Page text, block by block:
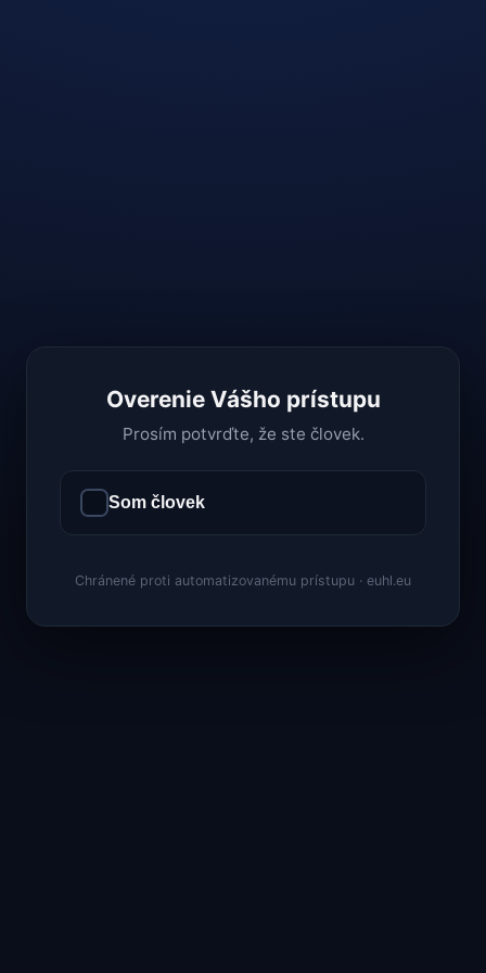
Overenie Vášho prístupu
Prosím potvrďte, že ste človek.
Som človek
Chránené proti automatizovanému prístupu · euhl.eu